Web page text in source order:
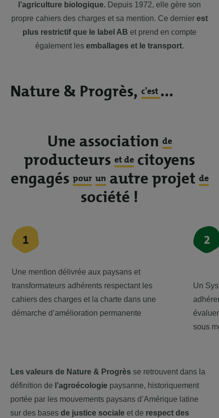
l’agriculture biologique. Depuis 1972, elle gère son
propre cahiers des charges et sa mention. Ce dernier est
plus restrictif que le label AB et prend en compte
également les emballages et le transport.
Nature & Progrès, c'est ...
Une association de
producteurs et de citoyens
engagés pour unautre projet de
société !
1
Une mention délivrée aux paysans et
transformateurs adhérents respectant les
cahiers des charges et la charte dans une
démarche d’amélioration permanente
2
Un
sous
Les valeurs de Nature & Progrès se retrouvent dans la
définition de l’agroécologie paysanne, historiquement
portée par les mouvements paysans d’Amérique latine
sur des bases de justice sociale et de respect des